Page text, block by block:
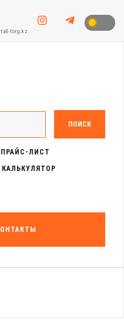
torg.kz
ПОИСК
ПРАЙС-ЛИСТ
КАЛЬКУЛЯТОР